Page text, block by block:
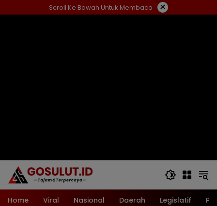
ke
Scroll Ke Bawah Untuk Membaca ×
Home Viral Nasional Daerah Legislatif